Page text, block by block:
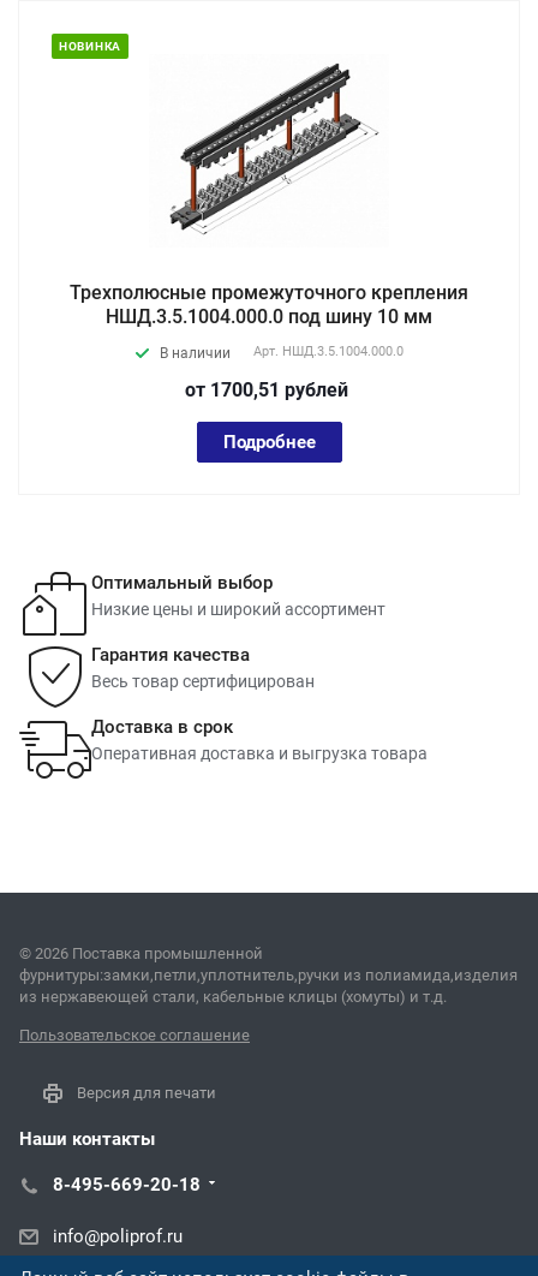
НОВИНКА
Трехполюсные промежуточного крепления
НШД.3.5.1004.000.0 под шину 10 мм
В наличии Арт. НШД.3.5.1004.000.0
от 1700,51 рублей
Подробнее
Оптимальный выбор
Низкие цены и широкий ассортимент
Гарантия качества
Весь товар сертифицирован
Доставка в срок
Оперативная доставка и выгрузка товара
© 2026 Поставка промышленной
фурнитуры:замки,петли,уплотнитель,ручки из полиамида,изделия
из нержавеющей стали, кабельные клицы (хомуты) и т.д.
Пользовательское соглашение
Версия для печати
Наши контакты
8-495-669-20-18
info@poliprof.ru